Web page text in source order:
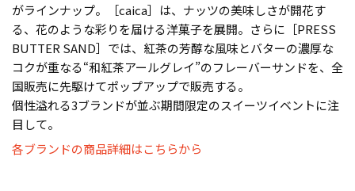
がラインナップ。［caica］は、ナッツの美味しさが開花す
る、花のような彩りを届ける洋菓子を展開。さらに［PRESS
BUTTER SAND］では、紅茶の芳醇な風味とバターの濃厚な
コクが重なる“和紅茶アールグレイ”のフレーバーサンドを、全
国販売に先駆けてポップアップで販売する。
個性溢れる3ブランドが並ぶ期間限定のスイーツイベントに注
目して。
各ブランドの商品詳細はこちらから